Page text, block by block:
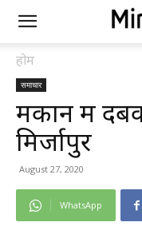
होम
समाचार
मकान में
मिर्जापुर
August 27, 2020
WhatsApp